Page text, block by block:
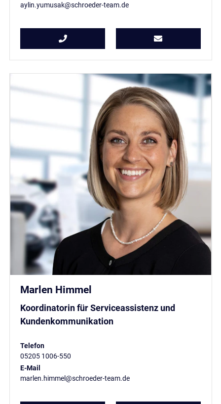
aylin.yumusak@schroeder-team.de
Marlen Himmel
Koordinatorin für Serviceassistenz und
Kundenkommunikation
Telefon
05205 1006-550
E-Mail
marlen.himmel@schroeder-team.de